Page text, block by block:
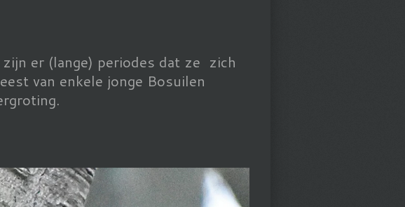
er (lange) periodes dat ze zich
van enkele jonge Bosuilen